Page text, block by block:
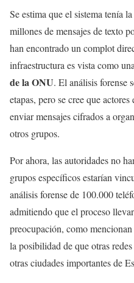
Se estima que el sistema tenía
millones de mensajes de texto
han encontrado un complot
infraestructura es vista como
de la ONU. El análisis forense
etapas, pero se cree que
enviar mensajes cifrados a
otros grupos.
Por ahora, las autoridades no
grupos específicos estarían
análisis forense de 100.000
admitiendo que el proceso
preocupación, como
la posibilidad de que otras
otras ciudades importantes de